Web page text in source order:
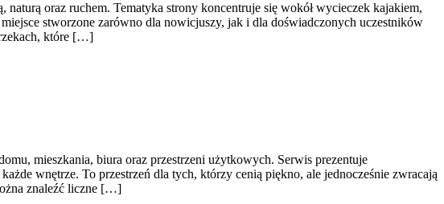
oraz ruchem. Tematyka strony koncentruje się wokół wycieczek kajakiem,
stworzone zarówno dla nowicjuszy, jak i dla doświadczonych uczestników
rzekach, które […]
mieszkania, biura oraz przestrzeni użytkowych. Serwis prezentuje
wnętrze. To przestrzeń dla tych, którzy cenią piękno, ale jednocześnie zwracają
znaleźć liczne […]